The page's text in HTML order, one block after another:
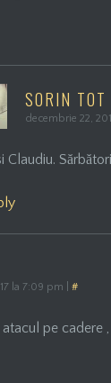
SORIN TOT
decembrie 22,
Claudiu.
la 7:09 pm #
pe cadere